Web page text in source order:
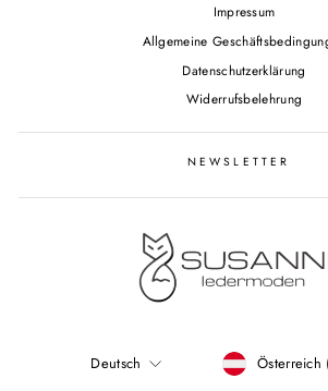
Impressum
Allgemeine
Datenschutzerklärung
Widerrufsbelehrung
NEWSLETTER
SPRACHE
Deutsch Österreich